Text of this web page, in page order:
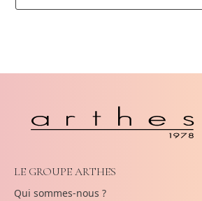
LE GROUPE ARTHES
Qui sommes-nous ?